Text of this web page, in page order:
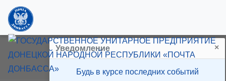
Уведомление ×
Будь в курсе последних событий